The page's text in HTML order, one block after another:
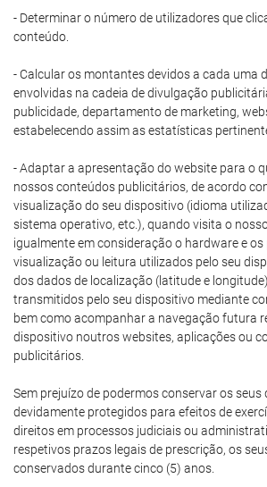
- Determinar o número de utilizadores que
conteúdo.
- Calcular os montantes devidos a cada uma
envolvidas na cadeia de divulgação
publicidade, departamento de marketing,
estabelecendo assim as estatísticas
- Adaptar a apresentação do website para o
nossos conteúdos publicitários, de acordo
visualização do seu dispositivo (idioma
sistema operativo, etc.), quando visita o
igualmente em consideração o hardware e
visualização ou leitura utilizados pelo seu
dos dados de localização (latitude e
transmitidos pelo seu dispositivo mediante
bem como acompanhar a navegação futura
dispositivo noutros websites, aplicações ou
publicitários.
Sem prejuízo de podermos conservar os seus
devidamente protegidos para efeitos de
direitos em processos judiciais ou
respetivos prazos legais de prescrição, os
conservados durante cinco (5) anos.